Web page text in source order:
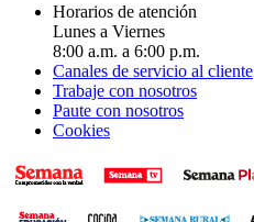
Horarios de atención
Lunes a Viernes
8:00 a.m. a 6:00 p.m.
Canales de servicio al cliente
Trabaje con nosotros
Paute con nosotros
Cookies